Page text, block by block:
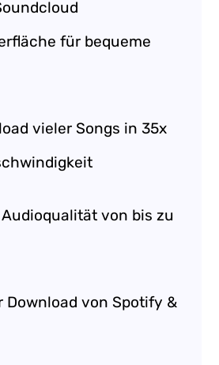
für bequeme
vieler Songs in 35x
von bis zu
Download von Spotify &